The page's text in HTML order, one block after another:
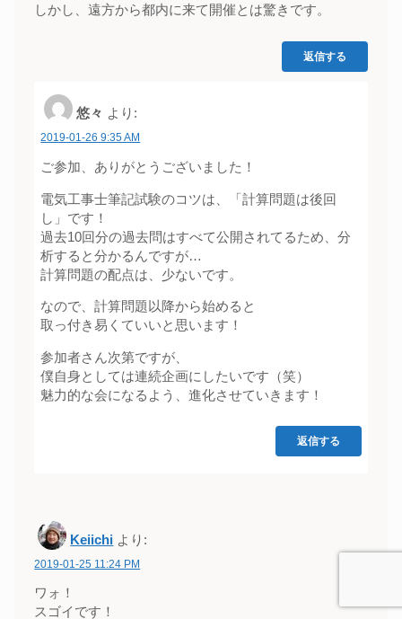
しかし、遠方から都内に来て開催とは驚きです。
返信する
悠々 より:
2019-01-26 9:35 AM
ご参加、ありがとうございました！
電気工事士筆記試験のコツは、「計算問題は後回
し」です！
過去10回分の過去問はすべて公開されてるため、分
析すると分かるんですが…
計算問題の配点は、少ないです。
なので、計算問題以降から始めると
取っ付き易くていいと思います！
参加者さん次第ですが、
僕自身としては連続企画にしたいです（笑）
魅力的な会になるよう、進化させていきます！
返信する
Keiichi より:
2019-01-25 11:24 PM
ワォ！
スゴイです！